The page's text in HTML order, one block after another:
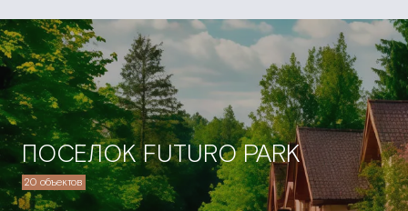
ПОСЕЛОК FUTURO PARK
20 объектов